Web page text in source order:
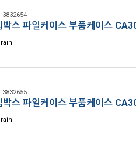
3832654
박스 파일케이스 부품케이스
3832655
박스 파일케이스 부품케이스